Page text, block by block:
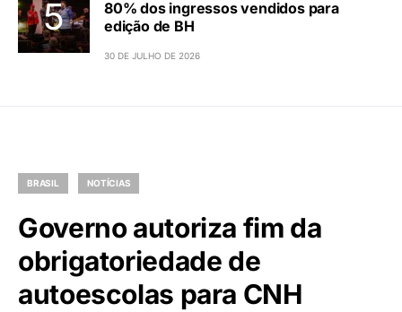
80% dos ingressos vendidos para
edição de BH
30 DE JULHO DE 2026
BRASIL NOTÍCIAS
Governo autoriza fim da
obrigatoriedade de
autoescolas para CNH